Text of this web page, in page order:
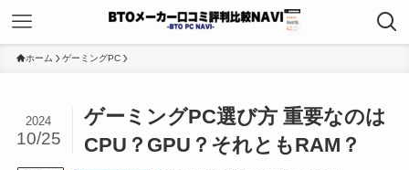
ホーム ゲーミングPC
ゲーミングPC選び方 重要なのは
CPU？GPU？それともRAM？
2024
10/25